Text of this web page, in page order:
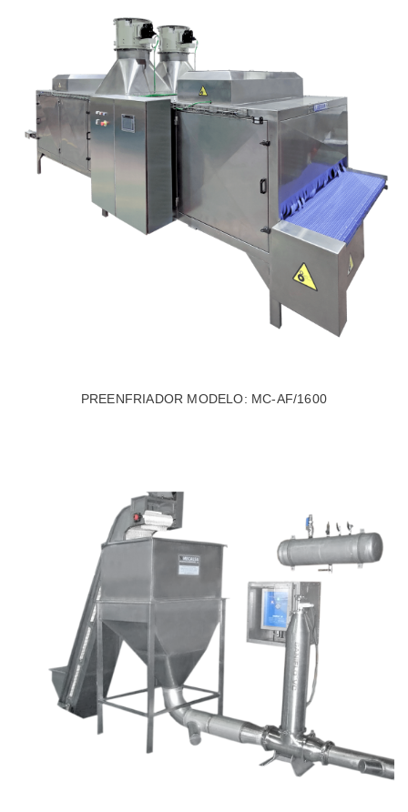
PREENFRIADOR MODELO: MC-AF/1600